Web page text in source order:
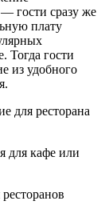
гости сразу же
плату
Тогда гости
из удобного
для ресторана